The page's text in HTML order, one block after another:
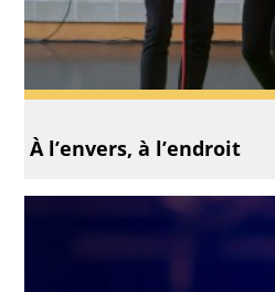
À l’envers, à l’endroit